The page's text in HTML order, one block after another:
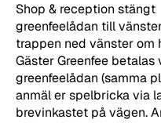
Shop & reception
greenfeelådan till
trappen ned vänster om
Gäster Greenfee
greenfeelådan (samma
anmäl er spelbricka via
brevinkastet på vägen.